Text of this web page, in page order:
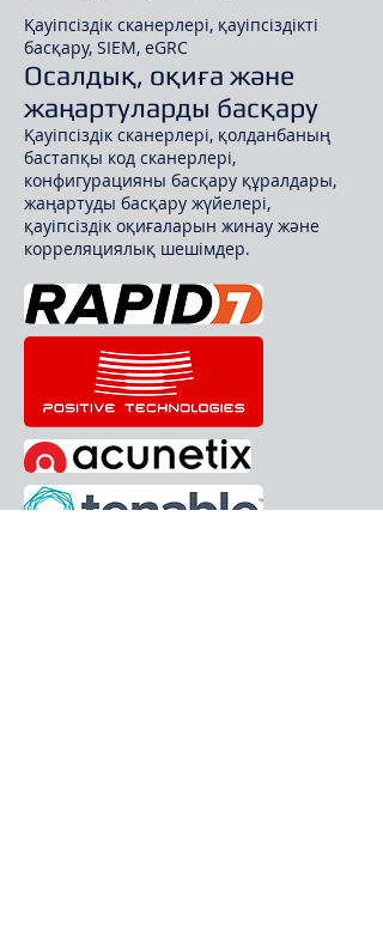
Қауіпсіздік сканерлері, қауіпсіздікті
басқару, SIEM, eGRC
Осалдық, оқиға және
жаңартуларды басқару
Қауіпсіздік сканерлері, қолданбаның
бастапқы код сканерлері,
конфигурацияны басқару құралдары,
жаңартуды басқару жүйелері,
қауіпсіздік оқиғаларын жинау және
корреляциялық шешімдер.